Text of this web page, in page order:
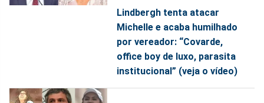
Lindbergh tenta atacar
Michelle e acaba humilhado
por vereador: “Covarde,
office boy de luxo, parasita
institucional” (veja o vídeo)